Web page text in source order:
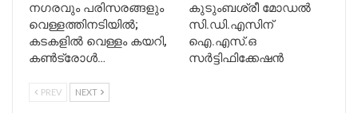
നഗരവും പരിസരങ്ങളും
വെള്ളത്തിനടിയിൽ;
കടകളിൽ വെള്ളം കയറി,
കൺട്രോൾ…
കുടുംബശ്രീ മോഡൽ
സി.ഡി.എസിന്
ഐ.എസ്.ഒ
സർട്ടിഫിക്കേഷൻ
PREV NEXT